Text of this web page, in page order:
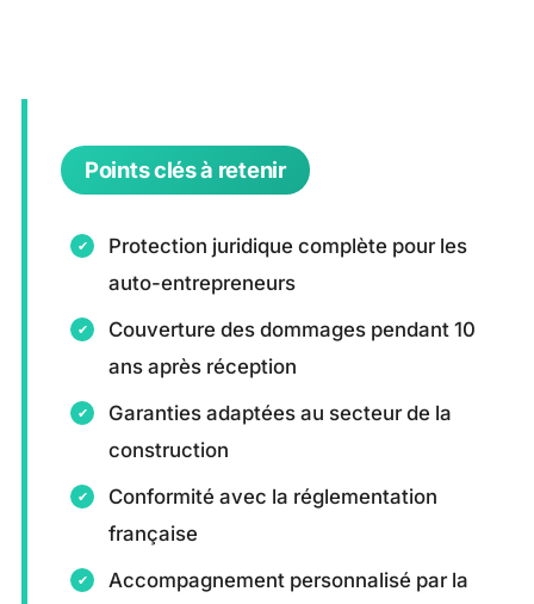
Points clés à retenir
Protection juridique complète pour les
auto-entrepreneurs
Couverture des dommages pendant 10
ans après réception
Garanties adaptées au secteur de la
construction
Conformité avec la réglementation
française
Accompagnement personnalisé par la